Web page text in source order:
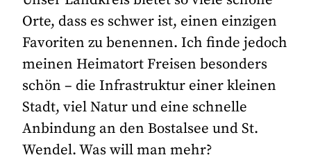
Orte, dass es schwer ist, einen einzigen
Favoriten zu benennen. Ich finde jedoch
meinen Heimatort Freisen besonders
schön – die Infrastruktur einer kleinen
Stadt, viel Natur und eine schnelle
Anbindung an den Bostalsee und St.
Wendel. Was will man mehr?